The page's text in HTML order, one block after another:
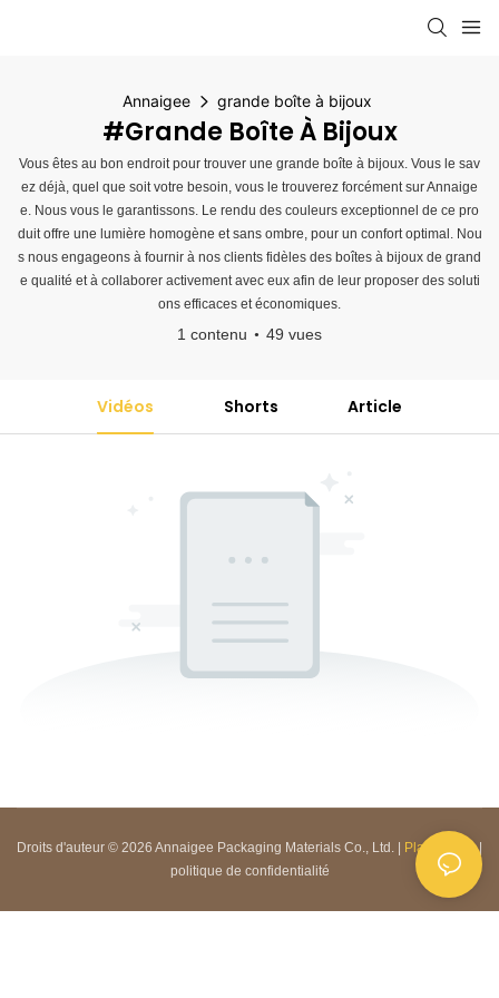
Annaigee grande boîte à bijoux
#grande Boîte À Bijoux
Vous êtes au bon endroit pour trouver une grande boîte à bijoux. Vous le sav
ez déjà, quel que soit votre besoin, vous le trouverez forcément sur Annaige
e. Nous vous le garantissons. Le rendu des couleurs exceptionnel de ce pro
duit offre une lumière homogène et sans ombre, pour un confort optimal. Nou
s nous engageons à fournir à nos clients fidèles des boîtes à bijoux de grand
e qualité et à collaborer activement avec eux afin de leur proposer des soluti
ons efficaces et économiques.
1 contenu 49 vues
Vidéos Shorts Article
Droits d'auteur © 2026 Annaigee Packaging Materials Co., Ltd. | Plan du site|
politique de confidentialité